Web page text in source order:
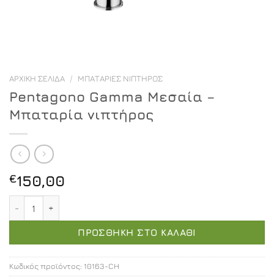
ΑΡΧΙΚΉ ΣΕΛΊΔΑ / ΜΠΑΤΑΡΊΕΣ ΝΙΠΤΉΡΟΣ
Pentagono Gamma Μεσαία –
Μπαταρία νιπτήρος
€150,00
ΠΡΟΣΘΉΚΗ ΣΤΟ ΚΑΛΆΘΙ
Κωδικός προϊόντος: 10163-CH